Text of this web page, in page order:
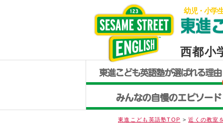
幼児・小学
西都小
東進こども英語塾TOP >近くの教室